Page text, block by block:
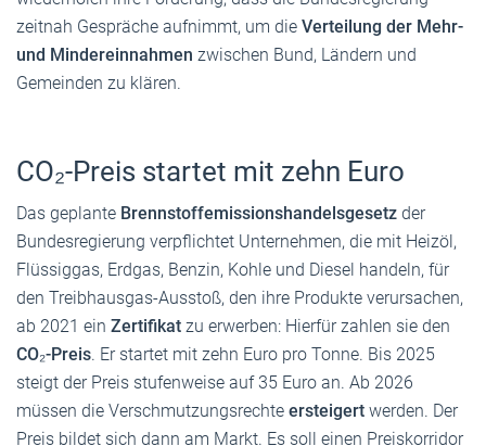
zeitnah Gespräche aufnimmt, um die Verteilung der Mehr-
und Mindereinnahmen zwischen Bund, Ländern und
Gemeinden zu klären.
CO₂-Preis startet mit zehn Euro
Das geplante Brennstoffemissionshandelsgesetz der
Bundesregierung verpflichtet Unternehmen, die mit Heizöl,
Flüssiggas, Erdgas, Benzin, Kohle und Diesel handeln, für
den Treibhausgas-Ausstoß, den ihre Produkte verursachen,
ab 2021 ein Zertifikat zu erwerben: Hierfür zahlen sie den
CO₂-Preis. Er startet mit zehn Euro pro Tonne. Bis 2025
steigt der Preis stufenweise auf 35 Euro an. Ab 2026
müssen die Verschmutzungsrechte ersteigert werden. Der
Preis bildet sich dann am Markt. Es soll einen Preiskorridor